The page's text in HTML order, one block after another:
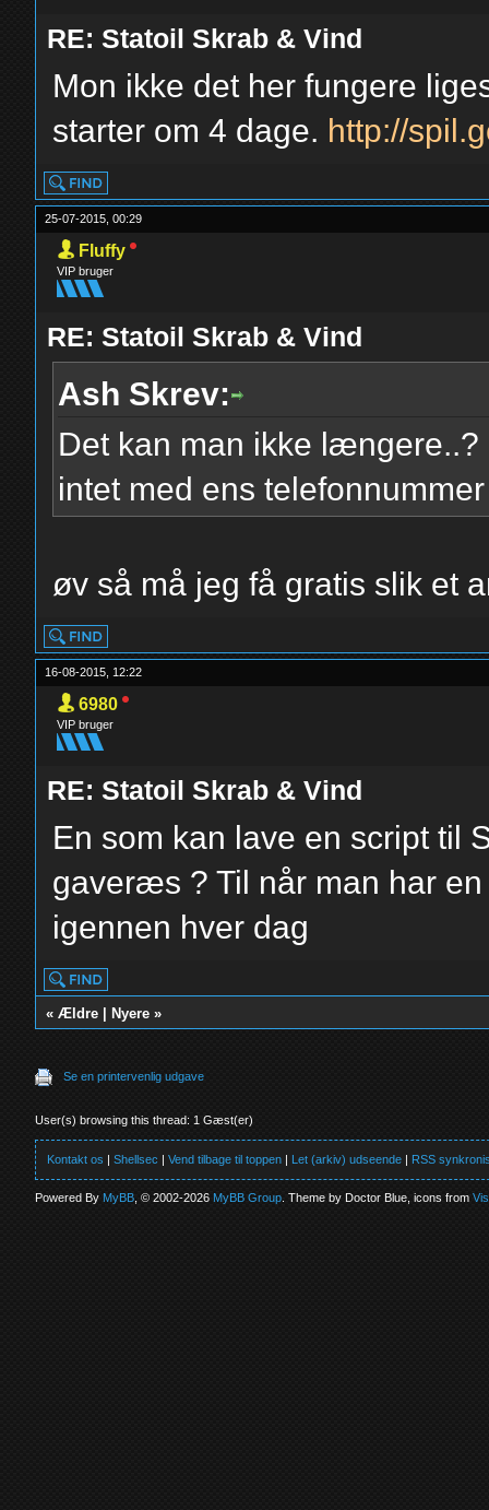
RE: Statoil Skrab & Vind
Mon ikke det her fungere
starter om 4 dage. http://
25-07-2015, 00:29
Fluffy
VIP bruger
RE: Statoil Skrab & Vind
Ash Skrev:
Det kan man ikke
intet med ens
øv så må jeg få gratis slik et
16-08-2015, 12:22
6980
VIP bruger
RE: Statoil Skrab & Vind
En som kan lave en script til
gaveræs ? Til når man har
igennen hver dag
«Ældre Nyere »
Se en printervenlig udgave
User(s) browsing this thread: 1 Gæst(er)
Kontakt os |Shellsec |Vend tilbage til toppen | Let (arkiv) udseende | RSS
Powered ByMyBB , © 2002-2026MyBB Group . Theme by Doctor Blue, icons from